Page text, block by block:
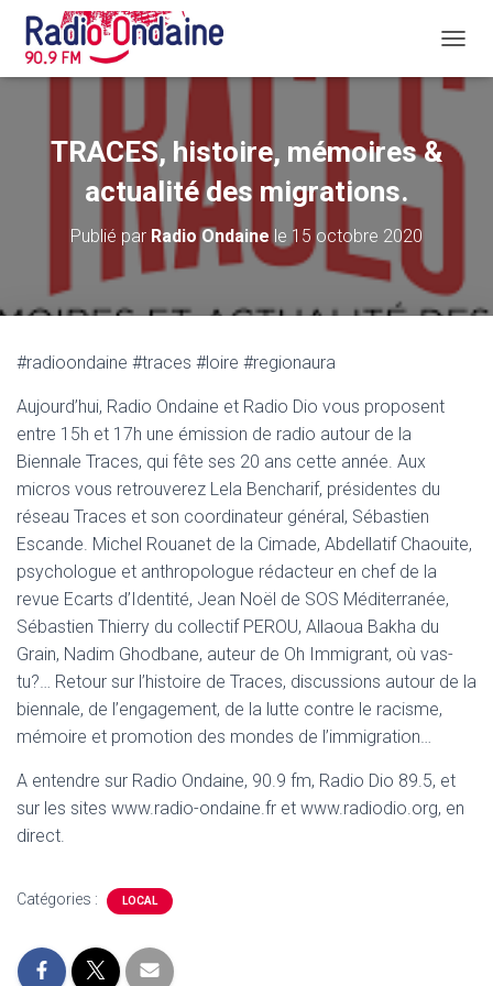
É
E
V
I
TRACES, histoire, mémoires &
actualité des migrations.
Publié par Radio Ondaine le 15 octobre 2020
#radioondaine #traces #loire #regionaura
Aujourd’hui, Radio Ondaine et Radio Dio vous proposent
entre 15h et 17h une émission de radio autour de la
Biennale Traces, qui fête ses 20 ans cette année. Aux
micros vous retrouverez Lela Bencharif, présidentes du
réseau Traces et son coordinateur général, Sébastien
Escande. Michel Rouanet de la Cimade, Abdellatif Chaouite,
psychologue et anthropologue rédacteur en chef de la
revue Ecarts d’Identité, Jean Noël de SOS Méditerranée,
Sébastien Thierry du collectif PEROU, Allaoua Bakha du
Grain, Nadim Ghodbane, auteur de Oh Immigrant, où vas-
tu?… Retour sur l’histoire de Traces, discussions autour de la
biennale, de l’engagement, de la lutte contre le racisme,
mémoire et promotion des mondes de l’immigration…
A entendre sur Radio Ondaine, 90.9 fm, Radio Dio 89.5, et
sur les sites www.radio-ondaine.fr et www.radiodio.org, en
direct.
Catégories : LOCAL